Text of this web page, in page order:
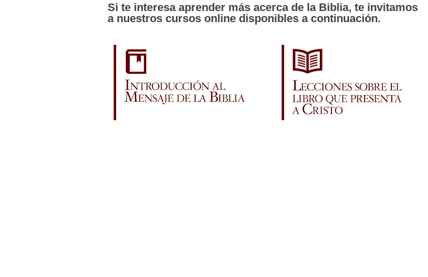
Si te interesa aprender más acerca de la Biblia, te invitamos
a nuestros cursos online disponibles a continuación.